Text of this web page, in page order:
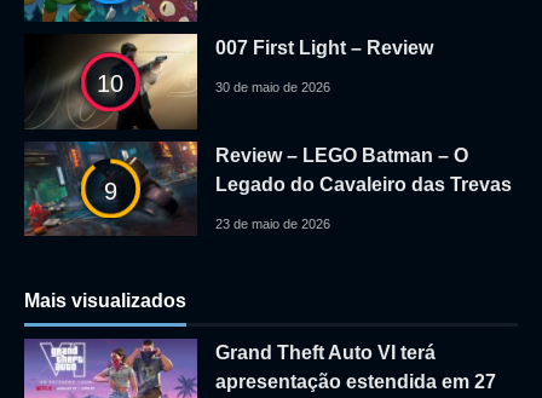
10
007 First Light – Review
30 de maio de 2026
9
Review – LEGO Batman – O
Legado do Cavaleiro das Trevas
23 de maio de 2026
Mais visualizados
Grand Theft Auto VI terá
apresentação estendida em 27